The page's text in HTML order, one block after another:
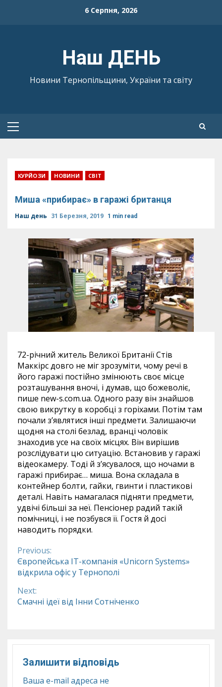
6 Серпня, 2026
Наш ДЕНЬ
Новини Тернопільщини, України та світу
Primary
КУРЙОЗИ НОВИНИ СВІТ
Миша «прибирає» в гаражі британця
Наш день 31 Березня, 2019 1 min read
72-річний житель Великої Британії Стів
Маккірс довго не міг зрозуміти, чому речі в
його гаражі постійно змінюють своє місце
розташування вночі, і думав, що божеволіє,
пише new-s.com.ua. Одного разу він знайшов
свою викрутку в коробці з горіхами. Потім там
почали з’являтися інші предмети. Залишаючи
щодня на столі безлад, вранці чоловік
знаходив усе на своїх місцях. Він вирішив
розслідувати цю ситуацію. Встановив у гаражі
відеокамеру. Тоді й з’ясувалося, що ночами в
гаражі прибирає… миша. Вона складала в
контейнер болти, гайки, гвинти і пластикові
деталі. Навіть намагалася підняти предмети,
удвічі більші за неї. Пенсіонер радий такій
помічниці, і не позбувся її. Гостя й досі
наводить порядки.
Continue
Reading
Previous:
Європейська IT-компанія «Unicorn Systems»
відкрила офіс у Тернополі
Next:
Смачні ідеї від Інни Сотніченко
Залишити відповідь
Ваша e-mail адреса не